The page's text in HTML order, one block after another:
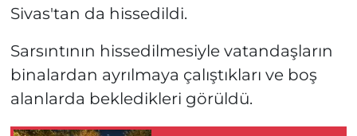
Sivas'tan da hissedildi.
Sarsıntının hissedilmesiyle vatandaşların
binalardan ayrılmaya çalıştıkları ve boş
alanlarda bekledikleri görüldü.